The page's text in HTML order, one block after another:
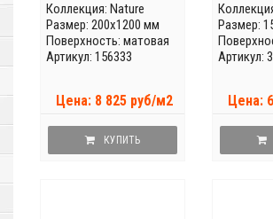
Коллекция: Nature
Размер: 200x1200 мм
Поверхность: матовая
Артикул: 156333
Цена: 8 825 руб/м2
КУПИТЬ
Размер:
Артикул:
Цена: